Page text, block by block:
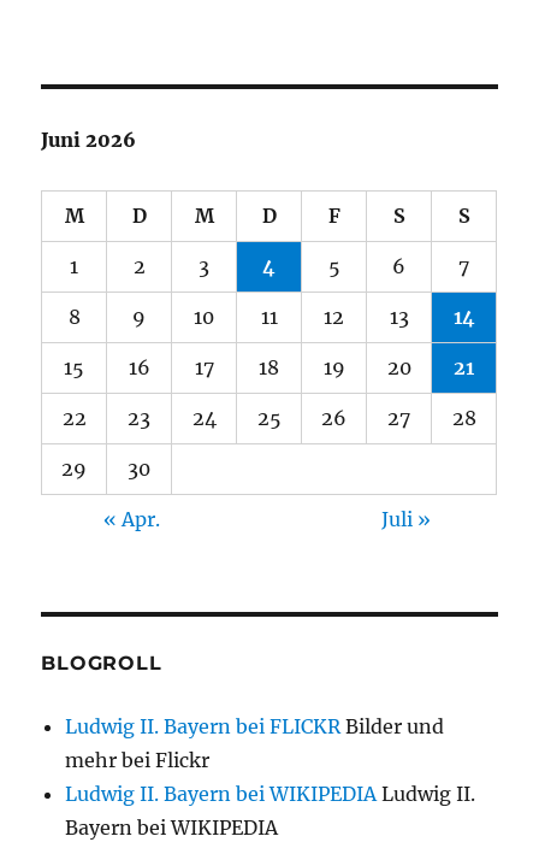
Juni 2026
M D M D F S S
1 2 3 4 5 6 7
8 9 10 11 12 13 14
15 16 17 18 19 20 21
22 23 24 25 26 27 28
29 30
« Apr. Juli »
BLOGROLL
Ludwig II. Bayern bei FLICKRBilder und
mehr bei Flickr
Ludwig II. Bayern bei WIKIPEDIALudwig II.
Bayern bei WIKIPEDIA